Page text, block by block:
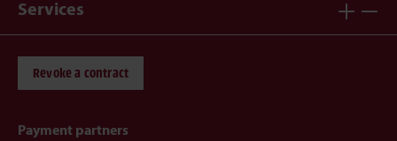
Services
Revoke a contract
Payment partners